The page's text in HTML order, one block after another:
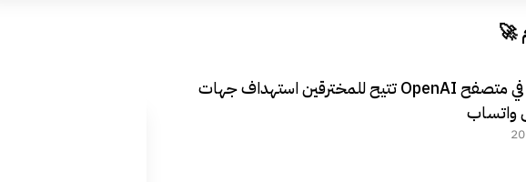
🚀
ثغرة خطيرة في متصفح OpenAI تتيح للمخترقين استهداف جهات
واتساب